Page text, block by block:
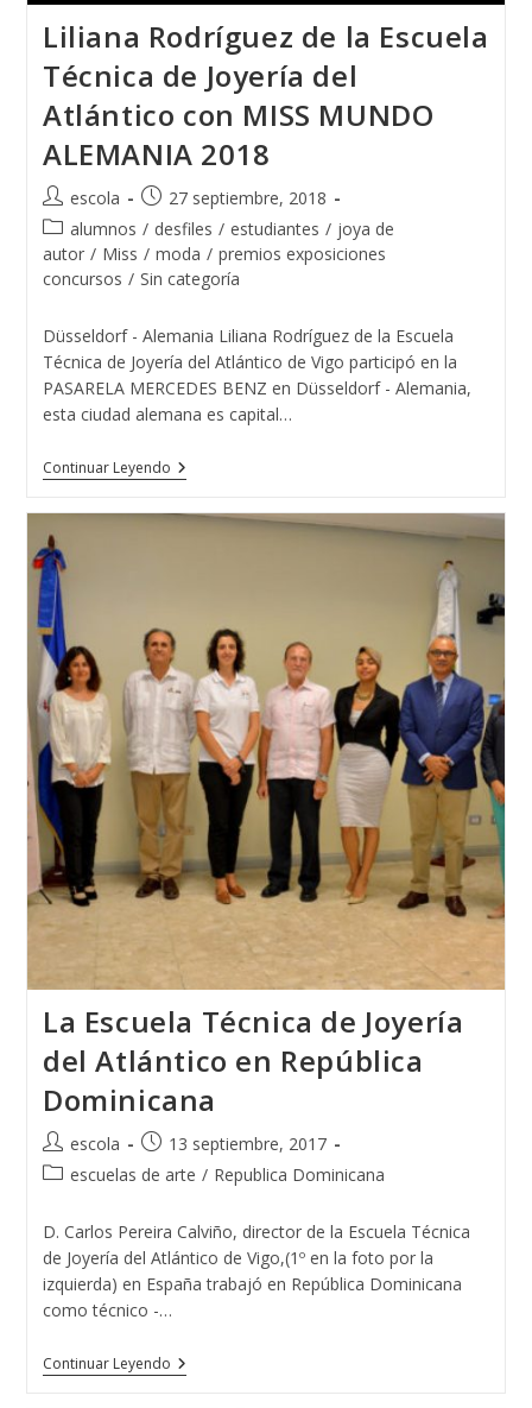
Liliana Rodríguez de la Escuela
Técnica de Joyería del
Atlántico con MISS MUNDO
ALEMANIA 2018
Autor
de
la
entrada:
escola
Publicación
de
la
entrada:
27 septiembre, 2018
Categoría
de
la
alumnos / desfiles / estudiantes / joya de
autor / Miss / moda / premios exposiciones
concursos / Sin categoría
Düsseldorf - Alemania Liliana Rodríguez de la Escuela
Técnica de Joyería del Atlántico de Vigo participó en la
PASARELA MERCEDES BENZ en Düsseldorf - Alemania,
esta ciudad alemana es capital…
Continuar LeyendoLiliana
Rodríguez
La
Atlántico
Con
MISS
MUNDO
ALEMANIA
2018
La Escuela Técnica de Joyería
del Atlántico en República
Dominicana
Autor
de
escola
Publicación
de
13 septiembre, 2017
Categoría
la
entrada:
escuelas de arte / Republica Dominicana
D. Carlos Pereira Calviño, director de la Escuela Técnica
de Joyería del Atlántico de Vigo,(1º en la foto por la
izquierda) en España trabajó en República Dominicana
como técnico -…
Continuar LeyendoLa
Escuela